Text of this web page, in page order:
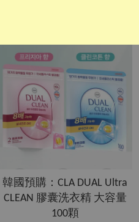
韓國預購：CLA DUAL Ultra
CLEAN 膠囊洗衣精 大容量
100顆